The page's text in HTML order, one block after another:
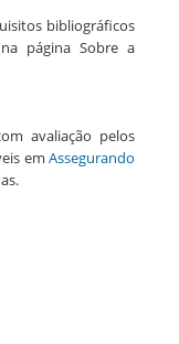
bibliográficos
página Sobre a
avaliação pelos
em Assegurando